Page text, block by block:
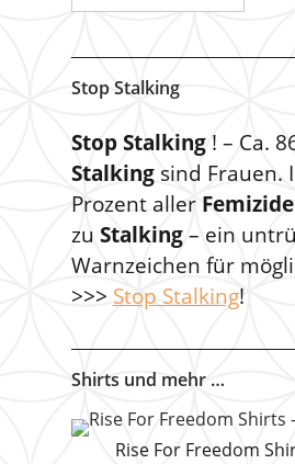
Stop Stalking
Stop Stalking! – Ca.
Stalkingsind Frauen.
Prozent aller Femizide
zu Stalking– ein
Warnzeichen für
>>> Stop Stalking!
Shirts und mehr …
Rise For Freedom